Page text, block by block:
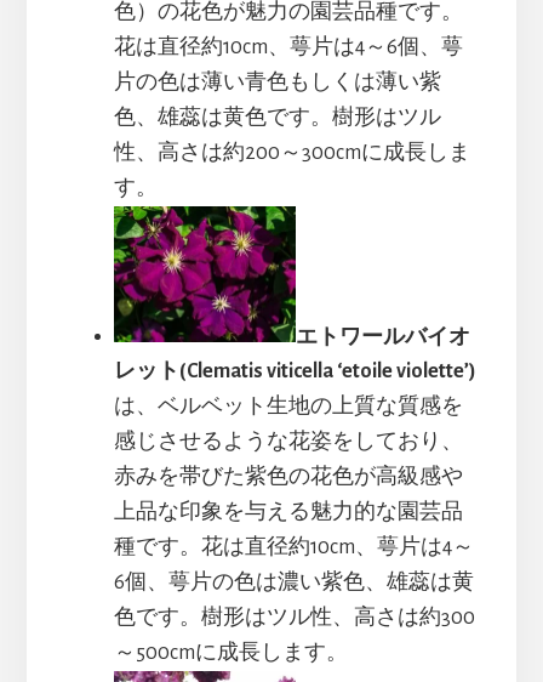
色）の花色が魅力の園芸品種です。
花は直径約10cm、萼片は4～6個、萼
片の色は薄い青色もしくは薄い紫
色、雄蕊は黄色です。樹形はツル
性、高さは約200～300cmに成長しま
す。
エトワールバイオ
レット(Clematis viticella ‘etoile violette’)
は、ベルベット生地の上質な質感を
感じさせるような花姿をしており、
赤みを帯びた紫色の花色が高級感や
上品な印象を与える魅力的な園芸品
種です。花は直径約10cm、萼片は4～
6個、萼片の色は濃い紫色、雄蕊は黄
色です。樹形はツル性、高さは約300
～500cmに成長します。